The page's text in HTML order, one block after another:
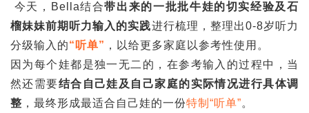
今天，Bella结合带出来的一批批牛娃的切实经验及石
榴妹妹前期听力输入的实践进行梳理，整理出0-8岁听力
分级输入的“听单” ，以给更多家庭以参考性使用。
因为每个娃都是独一无二的，在参考输入的过程中，当
然还需要结合自己娃及自己家庭的实际情况进行具体调
整 ，最终形成最适合自己娃的一份特制“听单”。